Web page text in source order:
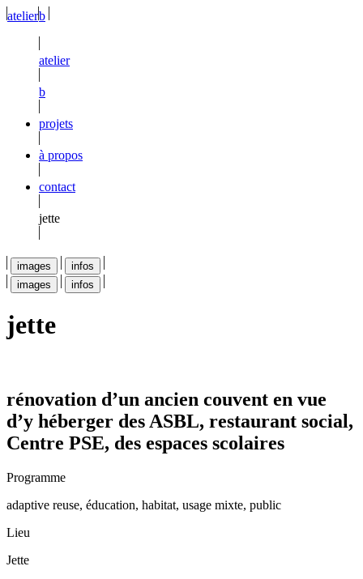
atelierb
atelier
b
projets
à propos
contact
jette
images
infos
images
infos
jette
rénovation d’un ancien couvent en vue
d’y héberger des ASBL, restaurant social,
Centre PSE, des espaces scolaires
Programme
adaptive reuse, éducation, habitat, usage mixte, public
Lieu
Jette